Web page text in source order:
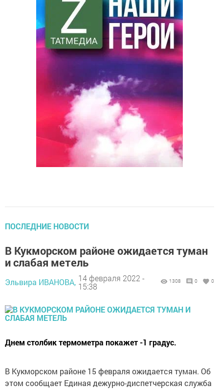
ПОСЛЕДНИЕ НОВОСТИ
В Кукморском районе ожидается туман
и слабая метель
Эльвира ИВАНОВА, 14 февраля 2022 -
15:38
1308 0 0
Днем столбик термометра покажет -1 градус.
В Кукморском районе 15 февраля ожидается туман. Об
этом сообщает Единая дежурно-диспетчерская служба